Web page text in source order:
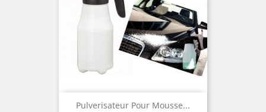
Pulverisateur Pour Mousse...